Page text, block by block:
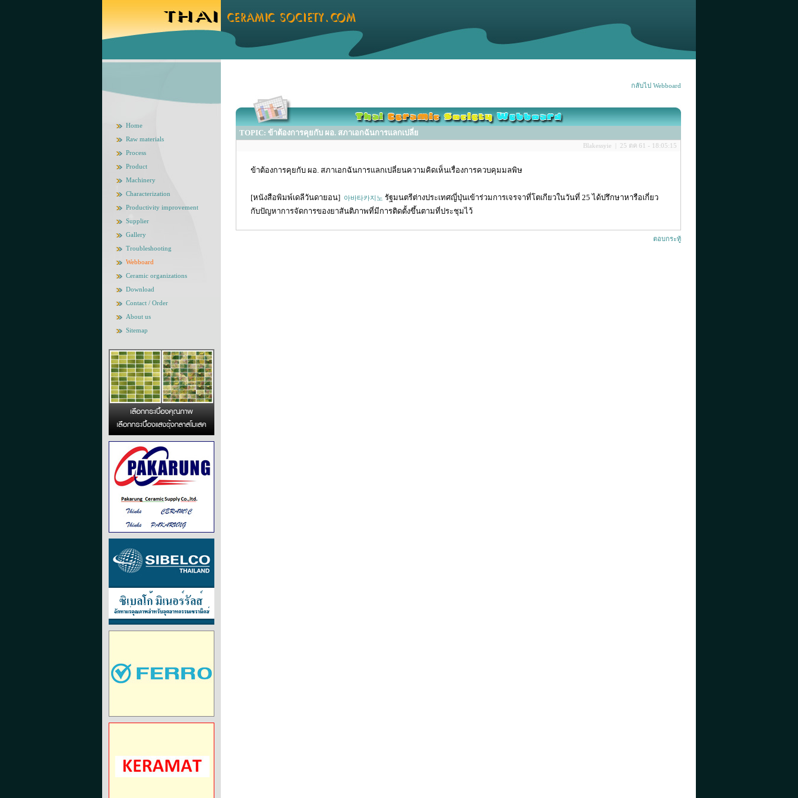
Home
Raw materials
Process
Product
Machinery
Characterization
Productivity improvement
Supplier
Gallery
Troubleshooting
Webboard
Ceramic organizations
Download
Contact / Order
About us
Sitemap
กลับไป Webboard
TOPIC: ข้าต้องการคุยกับ ผอ. สภาเอกฉันการแลกเปลี่ย
Blakessyie | 25 ตค 61 - 18:05:15
ข้าต้องการคุยกับ ผอ. สภาเอกฉันการแลกเปลี่ยนความคิดเห็นเรื่องการควบคุมมลพิษ
[หนังสือพิมพ์เดลีวันดายอน] 아바타카지노 รัฐมนตรีต่างประเทศญี่ปุ่นเข้าร่วมการเจรจาที่โตเกียวในวันที่ 25 ได้ปรึกษาหารือเกี่ยว
กับปัญหาการจัดการของยาสันติภาพที่มีการติดตั้งขึ้นตามที่ประชุมไว้
ตอบกระทู้